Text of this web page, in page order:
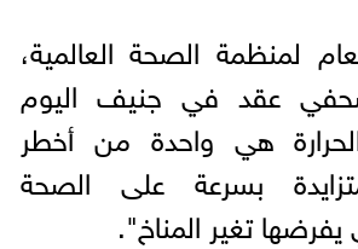
لمنظمة الصحة العالمية،
عقد في جنيف اليوم
الحرارة هي واحدة من أخطر
بسرعة على الصحة
تغير المناخ".